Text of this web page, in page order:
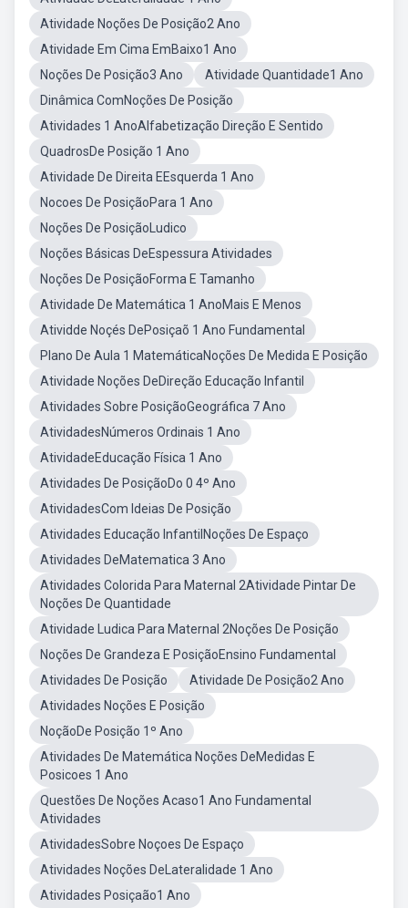
Atividade Noções De Posição2 Ano
Atividade Em Cima EmBaixo1 Ano
Noções De Posição3 Ano
Atividade Quantidade1 Ano
Dinâmica ComNoções De Posição
Atividades 1 AnoAlfabetização Direção E Sentido
QuadrosDe Posição 1 Ano
Atividade De Direita EEsquerda 1 Ano
Nocoes De PosiçãoPara 1 Ano
Noções De PosiçãoLudico
Noções Básicas DeEspessura Atividades
Noções De PosiçãoForma E Tamanho
Atividade De Matemática 1 AnoMais E Menos
Atividde Noçés DePosiçaõ 1 Ano Fundamental
Plano De Aula 1 MatemáticaNoções De Medida E Posição
Atividade Noções DeDireção Educação Infantil
Atividades Sobre PosiçãoGeográfica 7 Ano
AtividadesNúmeros Ordinais 1 Ano
AtividadeEducação Física 1 Ano
Atividades De PosiçãoDo 0 4º Ano
AtividadesCom Ideias De Posição
Atividades Educação InfantilNoções De Espaço
Atividades DeMatematica 3 Ano
Atividades Colorida Para Maternal 2Atividade Pintar De
Noções De Quantidade
Atividade Ludica Para Maternal 2Noções De Posição
Noções De Grandeza E PosiçãoEnsino Fundamental
Atividades De Posição
Atividade De Posição2 Ano
Atividades Noções E Posição
NoçãoDe Posição 1º Ano
Atividades De Matemática Noções DeMedidas E
Posicoes 1 Ano
Questões De Noções Acaso1 Ano Fundamental
Atividades
AtividadesSobre Noçoes De Espaço
Atividades Noções DeLateralidade 1 Ano
Atividades Posiçaão1 Ano